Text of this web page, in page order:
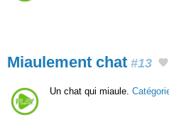
Miaulement chat #13
Un chat qui miaule.